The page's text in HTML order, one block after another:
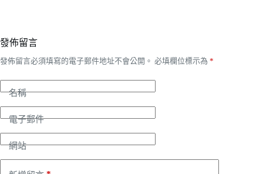
發佈留言
發佈留言必須填寫的電子郵件地址不會公開。 必填欄位標示為 *
名稱
電子郵件
網站